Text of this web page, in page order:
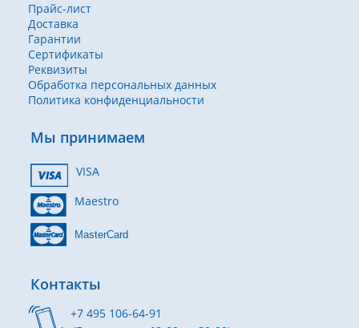
Прайс-лист
Доставка
Гарантии
Сертификаты
Реквизиты
Обработка персональных данных
Политика конфиденциальности
Мы принимаем
VISA
Maestro
MasterCard
Контакты
+7 495 106-64-91